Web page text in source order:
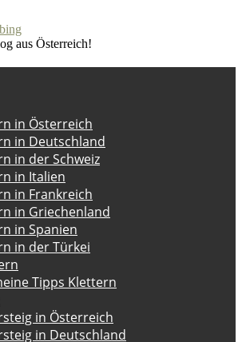
aus Österreich!
in Österreich
in Deutschland
in der Schweiz
in Italien
in Frankreich
in Griechenland
in Spanien
in der Türkei
Tipps Klettern
in Österreich
in Deutschland